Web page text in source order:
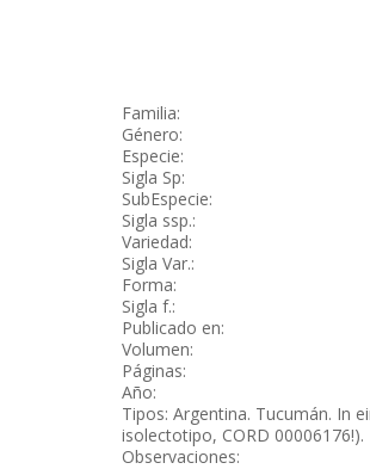
Familia:
Género:
Especie:
Sigla Sp:
SubEspecie:
Sigla ssp.:
Variedad:
Sigla Var.:
Forma:
Sigla f.:
Publicado en:
Volumen:
Páginas:
Año:
Tipos: Argentina. Tucumán. In
isolectotipo, CORD 00006176!).
Observaciones: